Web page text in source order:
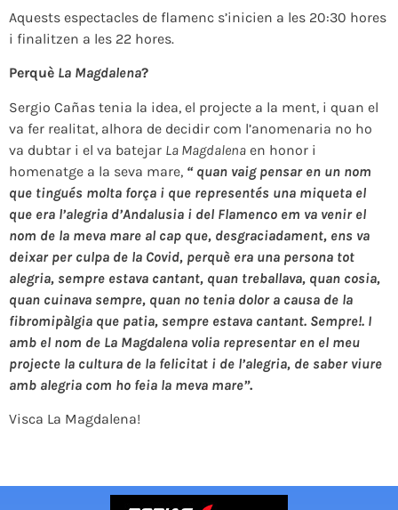
Aquests espectacles de flamenc s’inicien a les 20:30 hores
i finalitzen a les 22 hores.
Perquè La Magdalena?
Sergio Cañas tenia la idea, el projecte a la ment, i quan el
va fer realitat, alhora de decidir com l’anomenaria no ho
va dubtar i el va batejar La Magdalena en honor i
homenatge a la seva mare, “ quan vaig pensar en un nom
que tingués molta força i que representés una miqueta el
que era l’alegria d’Andalusia i del Flamenco em va venir el
nom de la meva mare al cap que, desgraciadament, ens va
deixar per culpa de la Covid, perquè era una persona tot
alegria, sempre estava cantant, quan treballava, quan cosia,
quan cuinava sempre, quan no tenia dolor a causa de la
fibromipàlgia que patia, sempre estava cantant. Sempre!. I
amb el nom de La Magdalena volia representar en el meu
projecte la cultura de la felicitat i de l’alegria, de saber viure
amb alegria com ho feia la meva mare”.
Visca La Magdalena!